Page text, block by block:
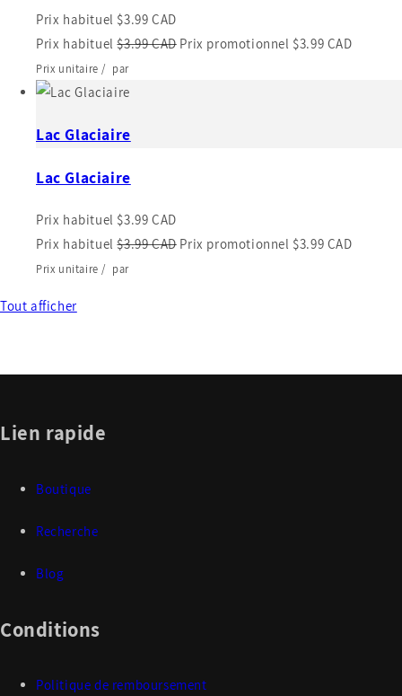
Prix habituel $3.99 CAD
Prix habituel $3.99 CAD Prix promotionnel $3.99 CAD
Prix unitaire / par
Lac Glaciaire
Lac Glaciaire
Prix habituel $3.99 CAD
Prix habituel $3.99 CAD Prix promotionnel $3.99 CAD
Prix unitaire / par
Tout afficher
Lien rapide
Boutique
Recherche
Blog
Conditions
Politique de remboursement